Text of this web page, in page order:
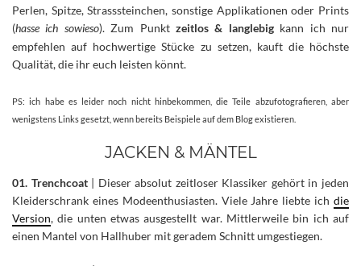
Perlen, Spitze, Strasssteinchen, sonstige Applikationen oder Prints
(hasse ich sowieso). Zum Punktzeitlos & langlebigkann ich nur
empfehlen auf hochwertige Stücke zu setzen, kauft die höchste
Qualität, die ihr euch leisten könnt.
PS: ich habe es leider noch nicht hinbekommen, die Teile abzufotografieren, aber
wenigstens Links gesetzt, wenn bereits Beispiele auf dem Blog existieren.
JACKEN & MÄNTEL
01. Trenchcoat| Dieser absolut zeitloser Klassiker gehört in jeden
Kleiderschrank eines Modeenthusiasten. Viele Jahre liebte ich die
Version, die unten etwas ausgestellt war. Mittlerweile bin ich auf
einen Mantel von Hallhuber mit geradem Schnitt umgestiegen.